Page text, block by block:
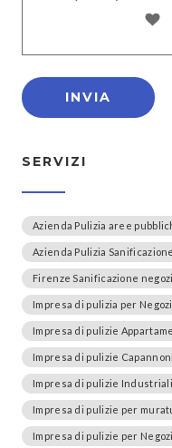
SERVIZI
Azienda Pulizia aree
Azienda Pulizia
Firenze Sanificazione
Impresa di pulizia per
Impresa di pulizie
Impresa di pulizie Capannoni
Impresa di pulizie Industriali
Impresa di pulizie per
Impresa di pulizie per Negozi